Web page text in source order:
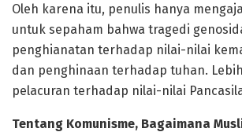
Oleh karena itu, penulis hanya
untuk sepaham bahwa tragedi
penghianatan terhadap nilai-nilai
dan penghinaan terhadap tuhan.
pelacuran terhadap nilai-nilai
Tentang Komunisme, Bagaimana